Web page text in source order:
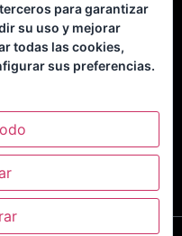
para garantizar
su uso y mejorar
todas las cookies,
sus preferencias.